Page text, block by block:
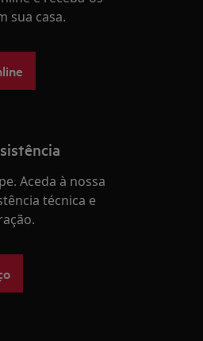
sua casa.
Aceda à nossa
técnica e